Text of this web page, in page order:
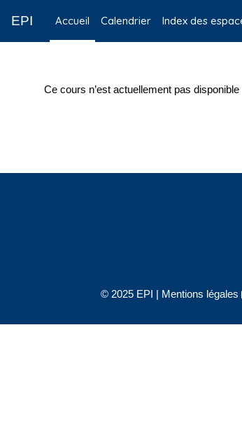
EPI Accueil Calendrier Index des
Ce cours n’est actuellement pas
© 2025 EPI | Mentions légales